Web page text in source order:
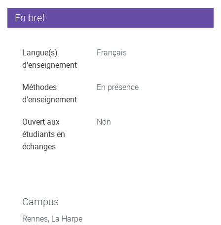
En bref
Langue(s)
d'enseignement
Français
Méthodes
d'enseignement
En présence
Ouvert aux
étudiants en
échanges
Non
Campus
Rennes, La Harpe